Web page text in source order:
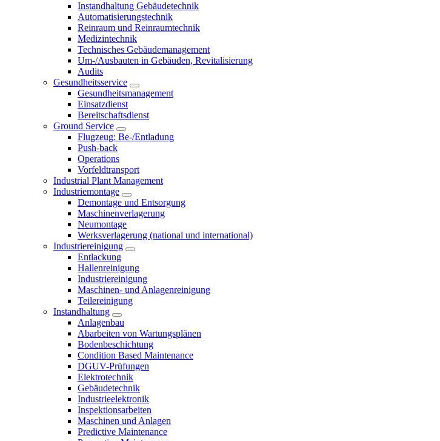
Instandhaltung Gebäudetechnik
Automatisierungstechnik
Reinraum und Reinraumtechnik
Medizintechnik
Technisches Gebäudemanagement
Um-/Ausbauten in Gebäuden, Revitalisierung
Audits
Gesundheitsservice
Gesundheitsmanagement
Einsatzdienst
Bereitschaftsdienst
Ground Service
Flugzeug: Be-/Entladung
Push-back
Operations
Vorfeldtransport
Industrial Plant Management
Industriemontage
Demontage und Entsorgung
Maschinenverlagerung
Neumontage
Werksverlagerung (national und international)
Industriereinigung
Entlackung
Hallenreinigung
Industriereinigung
Maschinen- und Anlagenreinigung
Teilereinigung
Instandhaltung
Anlagenbau
Abarbeiten von Wartungsplänen
Bodenbeschichtung
Condition Based Maintenance
DGUV-Prüfungen
Elektrotechnik
Gebäudetechnik
Industrieelektronik
Inspektionsarbeiten
Maschinen und Anlagen
Predictive Maintenance